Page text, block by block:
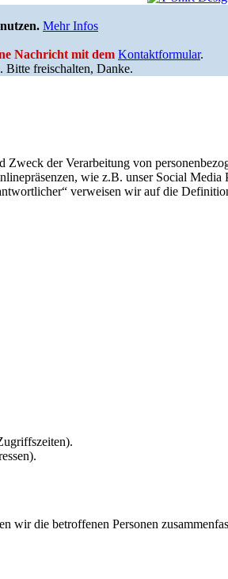
Mehr Infos
Nachricht mit dem Kontaktformular.
freischalten, Danke.
der Verarbeitung von
wie z.B. unser Social
verweisen wir auf die
wir die betroffenen Personen